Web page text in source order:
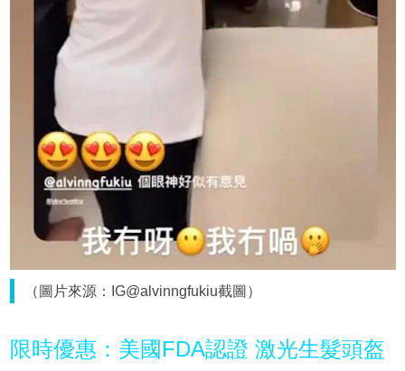
（圖片來源：IG@alvinngfukiu截圖）
限時優惠：美國FDA認證 激光生髮頭盔